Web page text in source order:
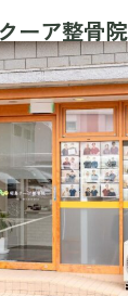
ーア整骨院